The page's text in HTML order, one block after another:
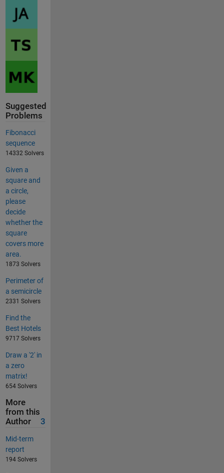
Suggested
Problems
Fibonacci
sequence
14332 Solvers
Given a
square and
a circle,
please
decide
whether the
square
covers more
area.
1873 Solvers
Perimeter of
a semicircle
2331 Solvers
Find the
Best Hotels
9717 Solvers
Draw a '2' in
a zero
matrix!
654 Solvers
More
from this
Author
3
Mid-term
report
194 Solvers